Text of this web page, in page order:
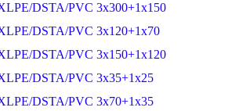
DSTA/PVC 3x300+1x150
DSTA/PVC 3x120+1x70
DSTA/PVC 3x150+1x120
DSTA/PVC 3x35+1x25
DSTA/PVC 3x70+1x35